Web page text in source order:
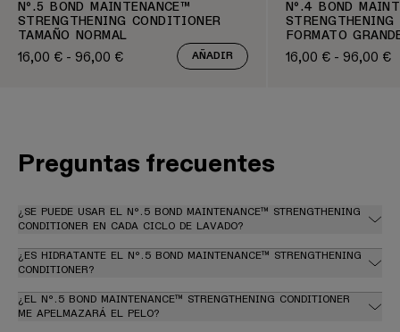
Nº.5 BOND MAINTENANCE™
STRENGTHENING CONDITIONER
TAMAÑO NORMAL
Precio regular
16,00 € - 96,00 € AÑADIR
Nº.4 BOND
STRENGTHENING
FORMATO
Precio regular
16,00 € - 96,00 €
Preguntas frecuentes
¿SE PUEDE USAR EL Nº.5 BOND MAINTENANCE™ STRENGTHENING
CONDITIONER EN CADA CICLO DE LAVADO?
¿ES HIDRATANTE EL Nº.5 BOND MAINTENANCE™ STRENGTHENING
CONDITIONER?
¿EL Nº.5 BOND MAINTENANCE™ STRENGTHENING CONDITIONER
ME APELMAZARÁ EL PELO?